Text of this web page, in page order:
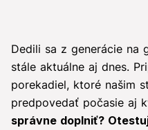
Dedili sa z generácie na
stále aktuálne aj dnes.
porekadiel, ktoré našim
predpovedať počasie aj
správne doplniť?